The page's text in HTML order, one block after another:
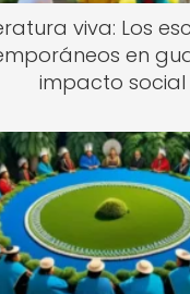
viva: Los
en
impacto social